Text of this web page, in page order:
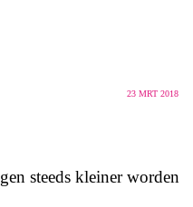
23 MRT 2018
steeds kleiner worden